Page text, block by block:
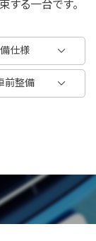
する一台です。
仕様
前整備